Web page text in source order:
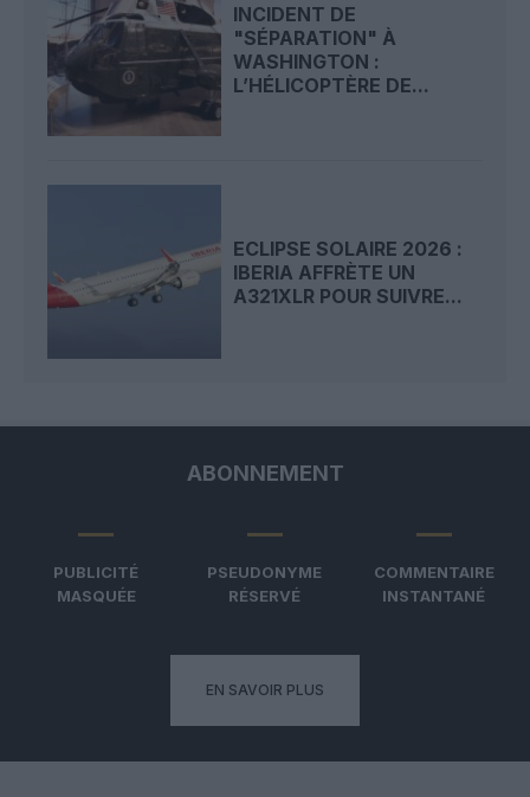
INCIDENT DE
"SÉPARATION" À
WASHINGTON :
L’HÉLICOPTÈRE DE...
ECLIPSE SOLAIRE 2026 :
IBERIA AFFRÈTE UN
A321XLR POUR SUIVRE...
ABONNEMENT
PUBLICITÉ
MASQUÉE
PSEUDONYME
RÉSERVÉ
COMMENTAIRE
INSTANTANÉ
EN SAVOIR PLUS